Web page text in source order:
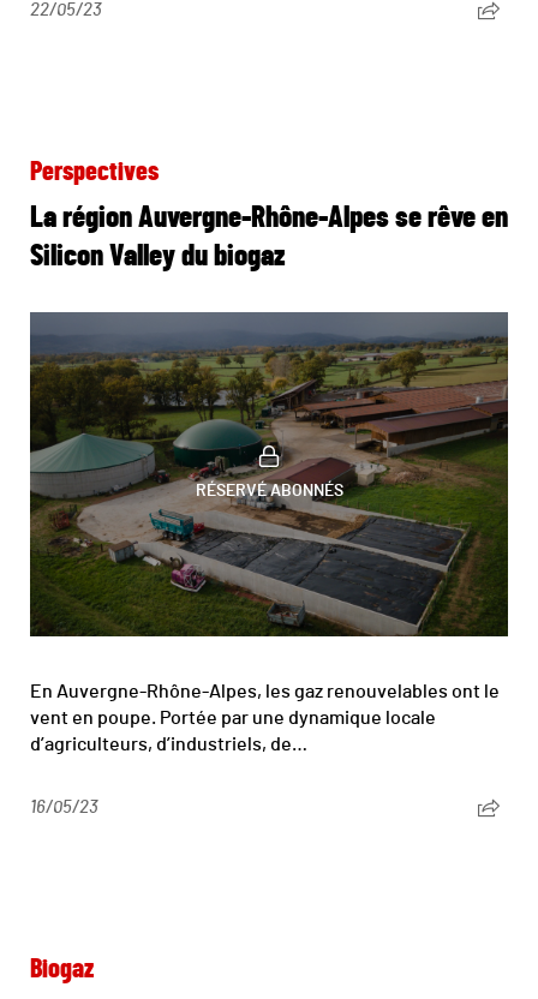
22/05/23
Perspectives
La région Auvergne-Rhône-Alpes se rêve en
Silicon Valley du biogaz
RÉSERVÉ ABONNÉS
En Auvergne-Rhône-Alpes, les gaz renouvelables ont le
vent en poupe. Portée par une dynamique locale
d’agriculteurs, d’industriels, de…
16/05/23
Biogaz